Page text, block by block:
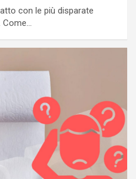
con le più disparate
Come…